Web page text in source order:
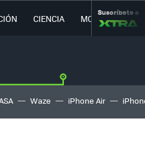
CIENCIA MOVILIDAD
Suscríbete a
Waze iPhone Air